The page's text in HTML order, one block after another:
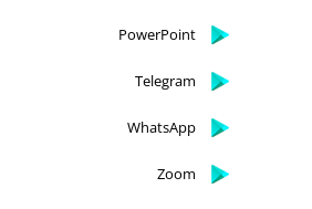
PowerPoint
Telegram
WhatsApp
Zoom